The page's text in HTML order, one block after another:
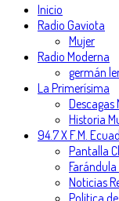
Inicio
Radio Gaviota
Mujer
Radio Moderna
germán
La Primerísima
Descagas
Historia
94.7 X F.M.
Pantalla
Noticias
Politica